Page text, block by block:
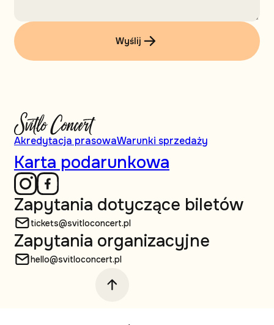
Wyślij
Akredytacja prasowaWarunki sprzedaży
Karta podarunkowa
Zapytania dotyczące biletów
tickets@svitloconcert.pl
Zapytania organizacyjne
hello@svitloconcert.pl